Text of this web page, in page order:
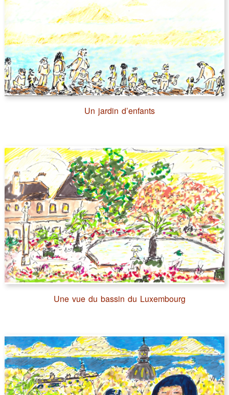
Un jardin d’enfants
Une vue du bassin du Luxembourg